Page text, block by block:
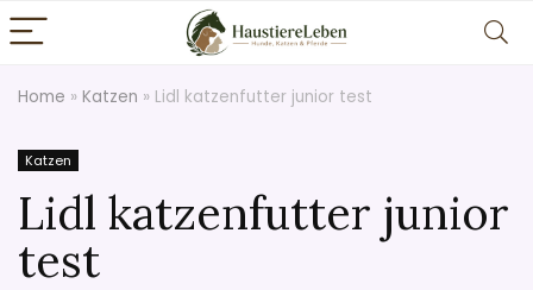
Home » Katzen » Lidl katzenfutter junior test
Katzen
Lidl katzenfutter junior
test